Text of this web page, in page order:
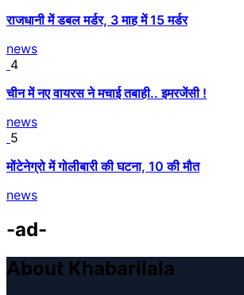
राजधानी में डबल मर्डर, 3 माह में 15 मर्डर
news
4
चीन में नए वायरस ने मचाई तबाही.. इमरजेंसी !
news
5
मोंटेनेग्रो में गोलीबारी की घटना, 10 की मौत
news
-ad-
About Khabarilala